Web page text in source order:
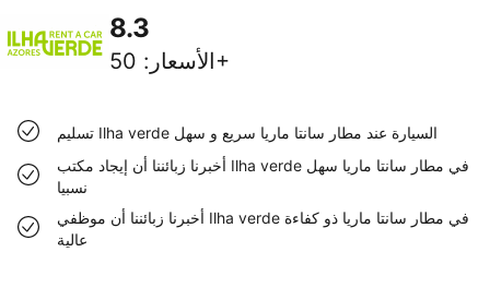
8.3
الأسعار : 50+
تسليم Ilha verde السيارة عند مطار سانتا ماريا سريع و سهل
أخبرنا زبائننا أن إيجاد مكتب Ilha verde في مطار سانتا ماريا سهل
نسبيا
أخبرنا زبائننا أن موظفي Ilha verde في مطار سانتا ماريا ذو كفاءة
عالية